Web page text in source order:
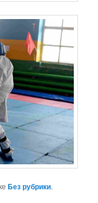
Без рубрики.